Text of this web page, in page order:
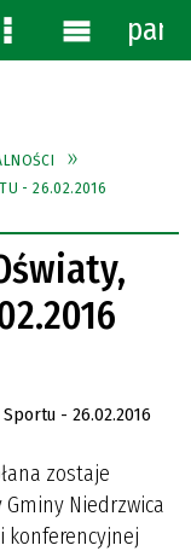
- 26.02.2016
zostaje
Niedrzwica
konferencyjnej
Menu